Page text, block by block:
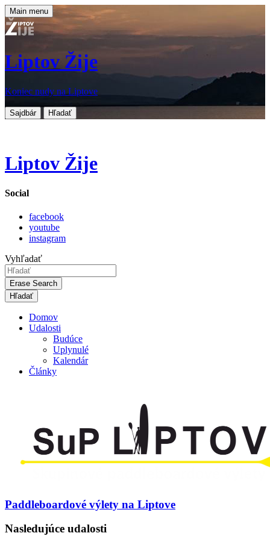
Main menu
Liptov Žije
Koniec nudy na Liptove
Sajdbár Hľadať
Liptov Žije
Social
facebook
youtube
instagram
Vyhľadať
Erase Search
Domov
Udalosti
Budúce
Uplynulé
Kalendár
Články
Paddleboardové výlety na Liptove
Nasledujúce udalosti